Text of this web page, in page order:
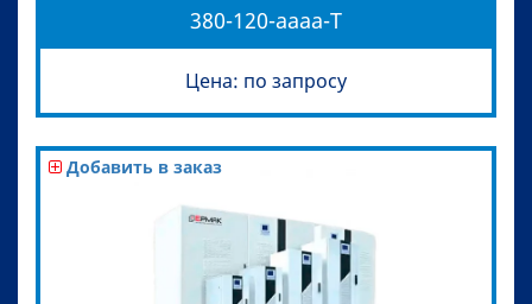
380-120-aaaa-T
Цена: по запросу
Добавить в заказ